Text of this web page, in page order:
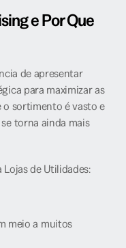
e Por Que
de apresentar
para maximizar as
o sortimento é vasto e
torna ainda mais
de Utilidades:
meio a muitos